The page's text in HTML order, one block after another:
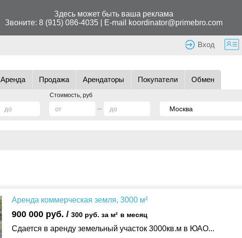
Здесь может быть ваша реклама
Звоните: 8 (915) 086-4035| E-mail koordinator@primebro.com
Вход
Аренда Продажа Арендаторы Покупатели Обмен
Стоимость, руб
Аренда коммерческая земля, 3000 м²
900 000 руб. / 300 руб. за м² в месяц
Сдается в аренду земельный участок 3000кв.м в ЮАО...